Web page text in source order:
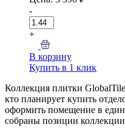
-
+
В корзину
Купить в 1 клик
Коллекция плитки
кто планирует купить
оформить помещение в
собраны позиции